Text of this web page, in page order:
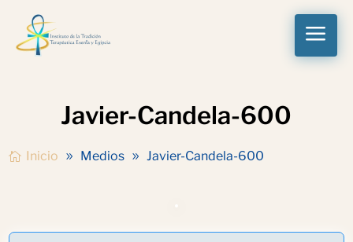
a
Javier-Candela-600
Inicio Medios Javier-Candela-600